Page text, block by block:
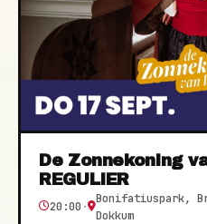
De Zonnekoning
REGULIER
20:00 ·
Bonifatiuspark,
Dokkum